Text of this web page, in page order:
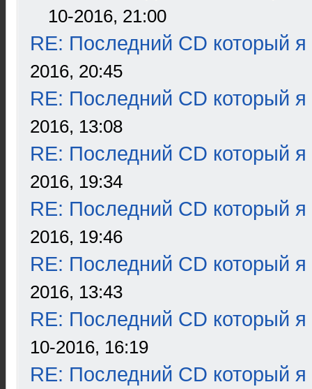
10-2016, 21:00
RE: Последний CD который я
2016, 20:45
RE: Последний CD который я
2016, 13:08
RE: Последний CD который я
2016, 19:34
RE: Последний CD который я
2016, 19:46
RE: Последний CD который я
2016, 13:43
RE: Последний CD который я
10-2016, 16:19
RE: Последний CD который я